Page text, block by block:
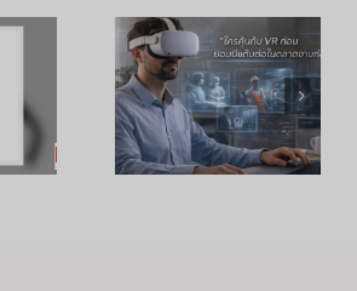
ทองที่
ยมตัว
เพิ่ม
ประสิทธิภาพ
การเรียนรู้
ของพนักงาน
ด้วย